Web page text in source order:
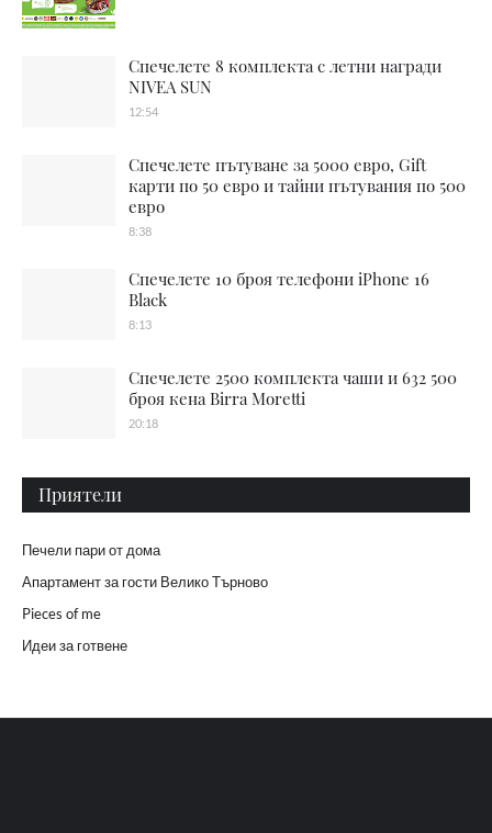
Спечелете 8 комплекта с летни награди
NIVEA SUN
12:54
Спечелете пътуване за 5000 евро, Gift
карти по 50 евро и тайни пътувания по 500
евро
8:38
Спечелете 10 броя телефони iPhone 16
Black
8:13
Спечелете 2500 комплекта чаши и 632 500
броя кена Birra Moretti
20:18
Приятели
Печели пари от дома
Апартамент за гости Велико Търново
Pieces of me
Идеи за готвене